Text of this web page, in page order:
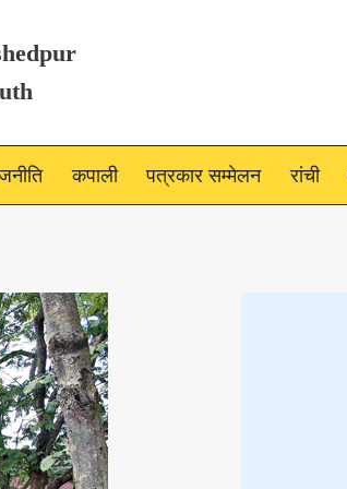
कपाली पत्रकार सम्मेलन रांची